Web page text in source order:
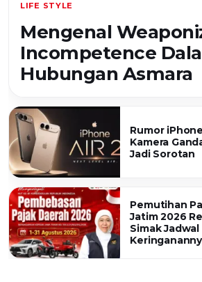
LIFE STYLE
Mengenal
Incompetence
Hubungan Asmara
Rumor
Kamera
Jadi Sorotan
Pemutihan
Jatim 2026
Simak